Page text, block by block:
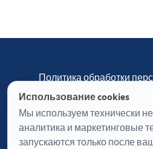
Использование cookies
Мы используем технически
аналитика и маркетинговые
запускаются только после
Политика обработки
Пользовательское
Настройки